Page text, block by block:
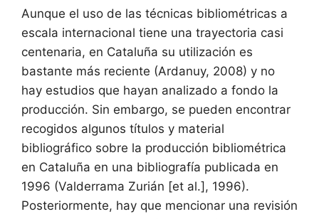
Aunque el uso de las técnicas bibliométricas a
escala internacional tiene una trayectoria casi
centenaria, en Cataluña su utilización es
bastante más reciente (Ardanuy, 2008) y no
hay estudios que hayan analizado a fondo la
producción. Sin embargo, se pueden encontrar
recogidos algunos títulos y material
bibliográfico sobre la producción bibliométrica
en Cataluña en una bibliografía publicada en
1996 (Valderrama Zurián [et al.], 1996).
Posteriormente, hay que mencionar una revisión